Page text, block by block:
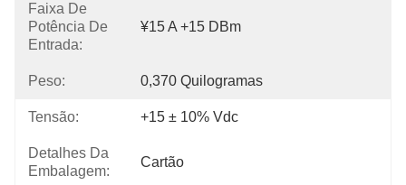
Faixa De
Potência De
Entrada:
¥15 A +15 DBm
Peso: 0,370 Quilogramas
Tensão: +15 ± 10% Vdc
Detalhes Da
Embalagem:
Cartão